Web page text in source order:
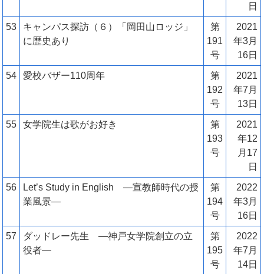
日
53
キャンパス探訪（６）「岡田山ロッジ」
に歴史あり
第
191
号
2021
年3月
16日
54 愛校バザー110周年
第
192
号
2021
年7月
13日
55 女学院生は歌がお好き
第
193
号
2021
年12
月17
日
56
Let’s Study in English ―宣教師時代の授
業風景―
第
194
号
2022
年3月
16日
57
ダッドレー先生 ―神戸女学院創立の立
役者―
第
195
号
2022
年7月
14日